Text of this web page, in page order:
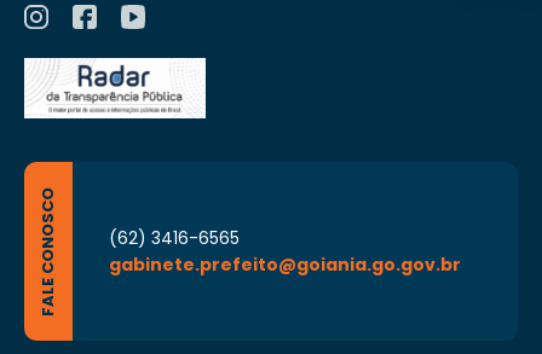
FALE CONOSCO
(62) 3416-6565
gabinete.prefeito@goiania.go.gov.br